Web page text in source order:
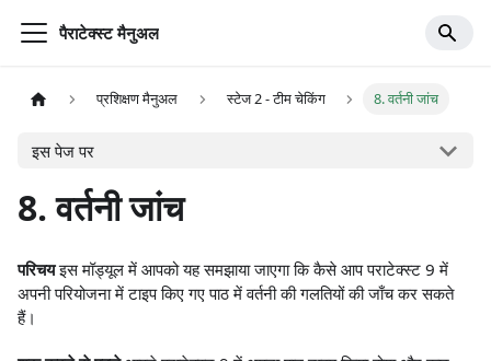
पैराटेक्स्ट मैनुअल
प्रशिक्षण मैनुअल स्टेज 2 - टीम चेकिंग 8. वर्तनी जांच
इस पेज पर
8. वर्तनी जांच
परिचयइस मॉड्यूल में आपको यह समझाया जाएगा कि कैसे आप पराटेक्स्ट 9 में
अपनी परियोजना में टाइप किए गए पाठ में वर्तनी की गलतियों की जाँच कर सकते
हैं।